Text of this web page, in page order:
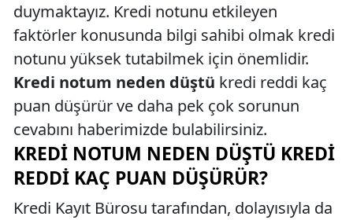
duymaktayız. Kredi notunu etkileyen
faktörler konusunda bilgi sahibi olmak kredi
notunu yüksek tutabilmek için önemlidir.
Kredi notum neden düştü kredi reddi kaç
puan düşürür ve daha pek çok sorunun
cevabını haberimizde bulabilirsiniz.
KREDI NOTUM NEDEN DÜŞTÜ KREDI
REDDI KAÇ PUAN DÜŞÜRÜR?
Kredi Kayıt Bürosu tarafından, dolayısıyla da